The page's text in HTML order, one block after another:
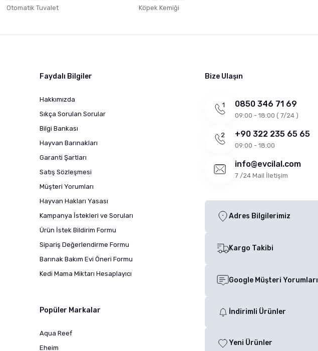
Otomatik Tuvalet
Köpek Kemiği
Faydalı Bilgiler
Hakkımızda
Sıkça Sorulan Sorular
Bilgi Bankası
Hayvan Barınakları
Garanti Şartları
Satış Sözleşmesi
Müşteri Yorumları
Hayvan Hakları Yasası
Kampanya İstekleri ve Soruları
Ürün İstek Bildirim Formu
Sipariş Değerlendirme Formu
Barınak Bakım Evi Öneri Formu
Kedi Mama Miktarı Hesaplayıcı
Popüler Markalar
Aqua Reef
Eheim
Bize Ulaşın
0850 346 71 69
09:00 - 18:00 ( 7/24 )
+90 322 235 65 65
09:00 - 18:00
info@evcilal.com
7 /24 Mail İletişim
Adres Bilgilerimiz
Kargo Takibi
Google Müşteri Yorumları
İndirimli Ürünler
Yeni Ürünler